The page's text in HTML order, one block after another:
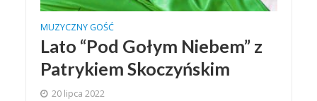
MUZYCZNY GOŚĆ
Lato “Pod Gołym Niebem” z
Patrykiem Skoczyńskim
20 lipca 2022